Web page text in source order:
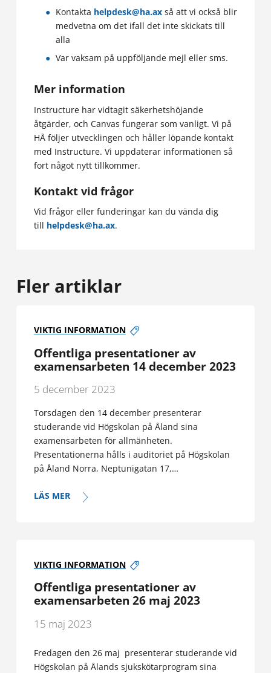
Kontakta helpdesk@ha.axså att vi också blir
medvetna om det ifall det inte skickats till
alla
Var vaksam på uppföljande mejl eller sms.
Mer information
Instructure har vidtagit säkerhetshöjande
åtgärder, och Canvas fungerar som vanligt. Vi på
HÅ följer utvecklingen och håller löpande kontakt
med Instructure. Vi uppdaterar informationen så
fort något nytt tillkommer.
Kontakt vid frågor
Vid frågor eller funderingar kan du vända dig
till helpdesk@ha.ax.
Fler artiklar
VIKTIG INFORMATION
Offentliga presentationer av
examensarbeten 14 december 2023
5 december 2023
Torsdagen den 14 december presenterar
studerande vid Högskolan på Åland sina
examensarbeten för allmänheten.
Presentationerna hålls i auditoriet på Högskolan
på Åland Norra, Neptunigatan 17,…
LÄS MER
VIKTIG INFORMATION
Offentliga presentationer av
examensarbeten 26 maj 2023
15 maj 2023
Fredagen den 26 maj presenterar studerande vid
Högskolan på Ålands sjukskötarprogram sina